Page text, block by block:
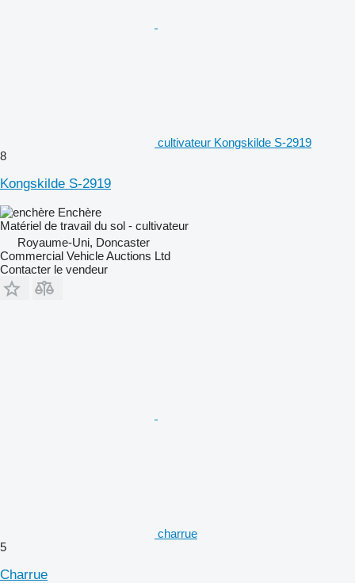
cultivateur Kongskilde S-2919
8
Kongskilde S-2919
Enchère
Matériel de travail du sol - cultivateur
Royaume-Uni, Doncaster
Commercial Vehicle Auctions Ltd
Contacter le vendeur
charrue
5
Charrue